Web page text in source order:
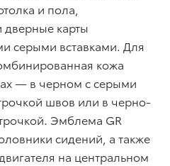
и пола,
дверные карты
серыми вставками. Для
кожа
— в черном с серыми
швов или в черно-
Эмблема GR
сидений, а также
на центральном